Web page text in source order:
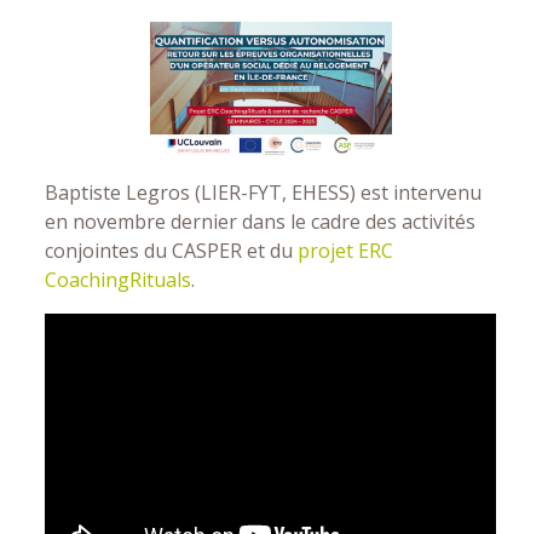
Baptiste Legros(LIER-FYT, EHESS) est intervenu
en novembre dernier dans le cadre des activités
conjointes du CASPER et du projet ERC
CoachingRituals.